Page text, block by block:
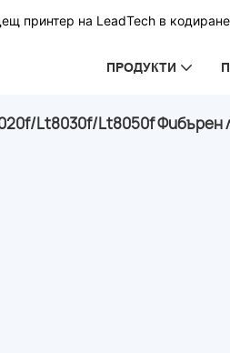
принтер на LeadTech в
ПРОДУКТИ
Lt8030f/Lt8050f Фибърен